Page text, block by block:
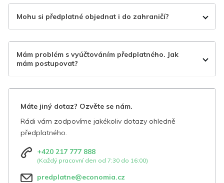
Mohu si předplatné objednat i do zahraničí?
Mám problém s vyúčtováním předplatného. Jak
mám postupovat?
Máte jiný dotaz? Ozvěte se nám.
Rádi vám zodpovíme jakékoliv dotazy ohledně
předplatného.
+420 217 777 888
(Každý pracovní den od 7:30 do 16:00)
predplatne@economia.cz